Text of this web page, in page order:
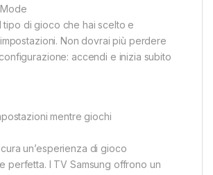
tipo di gioco che hai scelto e
Non dovrai più perdere
accendi e inizia subito
mentre giochi
un’esperienza di gioco
perfetta. I TV Samsung offrono un